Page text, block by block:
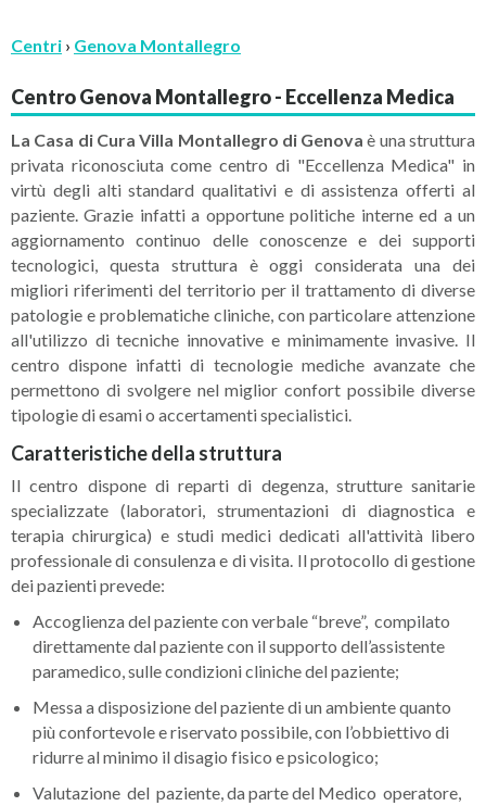
Centri › Genova Montallegro
Centro Genova Montallegro - Eccellenza Medica
La Casa di Cura Villa Montallegro di Genovaè una struttura
privata riconosciuta come centro di "Eccellenza Medica" in
virtù degli alti standard qualitativi e di assistenza offerti al
paziente. Grazie infatti a opportune politiche interne ed a un
aggiornamento continuo delle conoscenze e dei supporti
tecnologici, questa struttura è oggi considerata una dei
migliori riferimenti del territorio per il trattamento di diverse
patologie e problematiche cliniche, con particolare attenzione
all'utilizzo di tecniche innovative e minimamente invasive. Il
centro dispone infatti di tecnologie mediche avanzate che
permettono di svolgere nel miglior confort possibile diverse
tipologie di esami o accertamenti specialistici.
Caratteristiche della struttura
Il centro dispone di reparti di degenza, strutture sanitarie
specializzate (laboratori, strumentazioni di diagnostica e
terapia chirurgica) e studi medici dedicati all'attività libero
professionale di consulenza e di visita. Il protocollo di gestione
dei pazienti prevede:
Accoglienza del paziente con verbale “breve”, compilato
direttamente dal paziente con il supporto dell’assistente
paramedico, sulle condizioni cliniche del paziente;
Messa a disposizione del paziente di un ambiente quanto
più confortevole e riservato possibile, con l’obbiettivo di
ridurre al minimo il disagio fisico e psicologico;
Valutazione del paziente, da parte del Medico operatore,